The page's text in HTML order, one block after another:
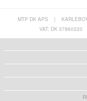
MTP DK APS |
VAT: DK 37860220